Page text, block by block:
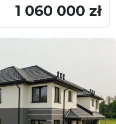
1 060 000 zł